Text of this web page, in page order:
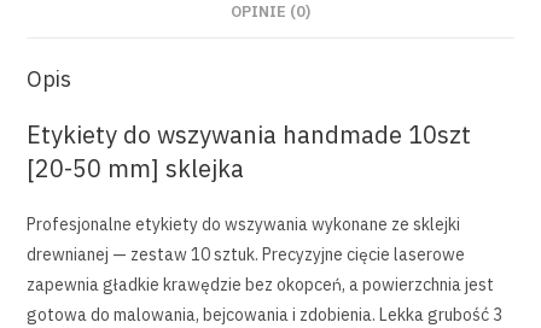
OPINIE (0)
Opis
Etykiety do wszywania handmade 10szt
[20-50 mm] sklejka
Profesjonalne etykiety do wszywania wykonane ze sklejki
drewnianej — zestaw 10 sztuk. Precyzyjne cięcie laserowe
zapewnia gładkie krawędzie bez okopceń, a powierzchnia jest
gotowa do malowania, bejcowania i zdobienia. Lekka grubość 3